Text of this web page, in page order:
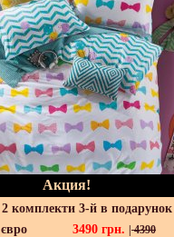
Акция!
2 комплекти 3-й в подарунок
3490 грн. 4390